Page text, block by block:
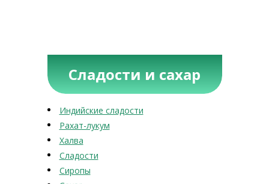
Сладости и сахар
Индийские сладости
Рахат-лукум
Халва
Сладости
Сиропы